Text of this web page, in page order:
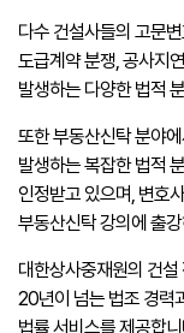
다수 건설사들의 고문
도급계약 분쟁, 공사지
발생하는 다양한 법적
또한 부동산신탁 분야
발생하는 복잡한 법적
인정받고 있으며, 변호
부동산신탁 강의에 출
대한상사중재원의 건
20년이 넘는 법조 경력
법률 서비스를 제공합